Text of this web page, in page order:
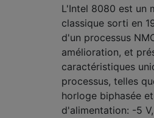
L'Intel 8080 est un
classique sorti en
d'un processus
amélioration, et
caractéristiques
processus, telles
horloge biphasée
d'alimentation: -5